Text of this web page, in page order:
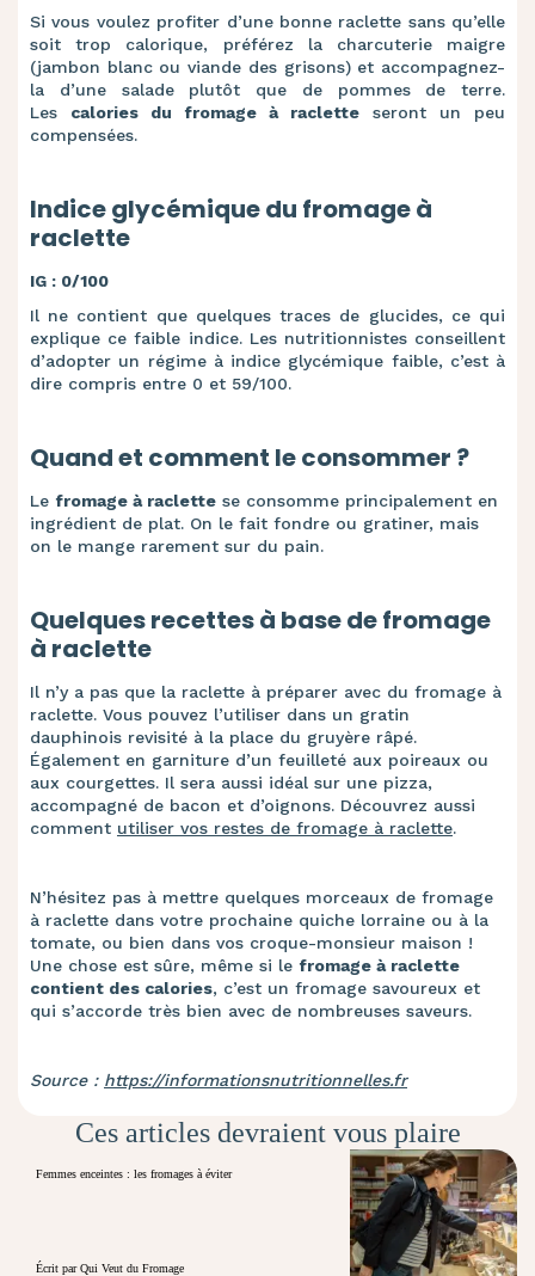
Si vous voulez profiter d’une bonne raclette sans qu’elle
soit trop calorique, préférez la charcuterie maigre
(jambon blanc ou viande des grisons) et accompagnez-
la d’une salade plutôt que de pommes de terre.
Les calories du fromage à raclette seront un peu
compensées.
Indice glycémique du fromage à
raclette
IG : 0/100
Il ne contient que quelques traces de glucides, ce qui
explique ce faible indice. Les nutritionnistes conseillent
d’adopter un régime à indice glycémique faible, c’est à
dire compris entre 0 et 59/100.
Quand et comment le consommer ?
Le fromage à raclette se consomme principalement en
ingrédient de plat. On le fait fondre ou gratiner, mais
on le mange rarement sur du pain.
Quelques recettes à base de fromage
à raclette
Il n’y a pas que la raclette à préparer avec du fromage à
raclette. Vous pouvez l’utiliser dans un gratin
dauphinois revisité à la place du gruyère râpé.
Également en garniture d’un feuilleté aux poireaux ou
aux courgettes. Il sera aussi idéal sur une pizza,
accompagné de bacon et d’oignons. Découvrez aussi
comment utiliser vos restes de fromage à raclette.
N’hésitez pas à mettre quelques morceaux de fromage
à raclette dans votre prochaine quiche lorraine ou à la
tomate, ou bien dans vos croque-monsieur maison !
Une chose est sûre, même si le fromage à raclette
contient des calories, c’est un fromage savoureux et
qui s’accorde très bien avec de nombreuses saveurs.
Source : https://informationsnutritionnelles.fr
Ces articles devraient vous plaire
Femmes enceintes : les fromages à éviter
Écrit par Qui Veut du Fromage